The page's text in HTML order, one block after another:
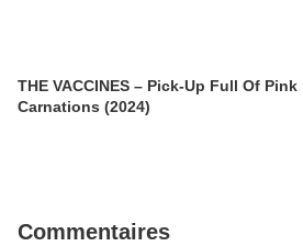
THE VACCINES – Pick-Up Full Of Pink
Carnations (2024)
Commentaires